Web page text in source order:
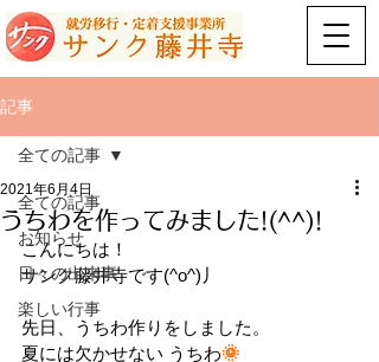
記事
全ての記事
お知らせ
日々の出来事
楽しい行事
全ての記事
うちわを作ってみました!(^^)!
2021年6月4日
こんにちは！
サンク藤井寺です(^o^)丿
先日、うちわ作りをしました。
夏には欠かせない うちわ🌞